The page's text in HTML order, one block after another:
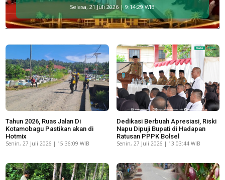
Selasa, 21 Juli 2026 | 9:14:29 WIB
Tahun 2026, Ruas Jalan Di
Kotamobagu Pastikan akan di
Hotmix
Senin, 27 Juli 2026 | 15:36:09 WIB
Dedikasi Berbuah Apresiasi, Riski
Napu Dipuji Bupati di Hadapan
Ratusan PPPK Bolsel
Senin, 27 Juli 2026 | 13:03:44 WIB